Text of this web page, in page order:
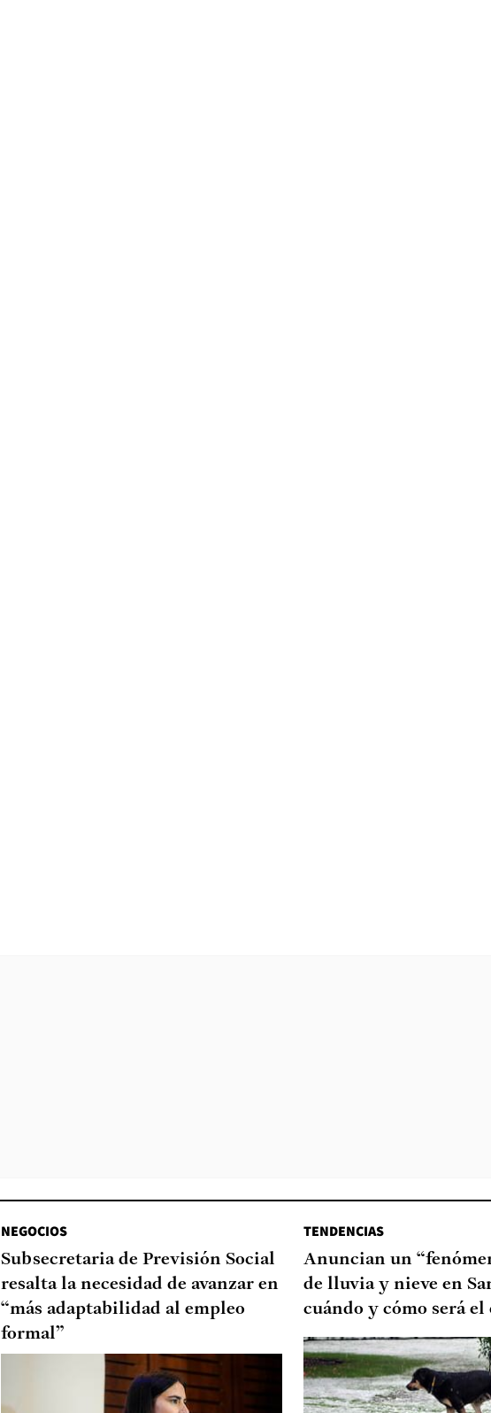
NEGOCIOS
Subsecretaria de Previsión Social
resalta la necesidad de avanzar en
“más adaptabilidad al empleo
formal”
TENDENCIAS
Anuncian un
de lluvia y nieve en
cuándo y cómo será el